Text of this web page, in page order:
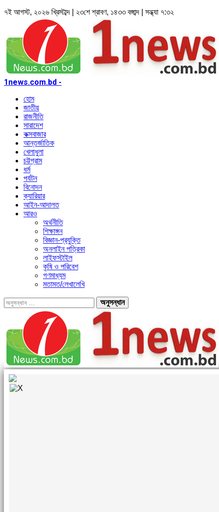
৭ই আগস্ট, ২০২৬ খ্রিস্টাব্দ | ২৩শে শ্রাবণ, ১৪৩৩ বঙ্গাব্দ | সন্ধ্যা ৭:৩২
1news.com.bd -
হোম
জাতীয়
রাজনীতি
সারাদেশ
কক্সবাজার
আন্তর্জাতিক
খেলাধুলা
চট্টগ্রাম
ধর্ম
পর্যটন
বিনোদন
ক্যারিয়ার
আইন-আদালত
আরও
অর্থনীতি
শিক্ষাঙ্গন
বিজ্ঞান-প্রযুক্তি
অনলাইন পত্রিকা
লাইফস্টাইল
কৃষি ও পরিবেশ
গণমাধ্যম
মতামত/লেখালেখি